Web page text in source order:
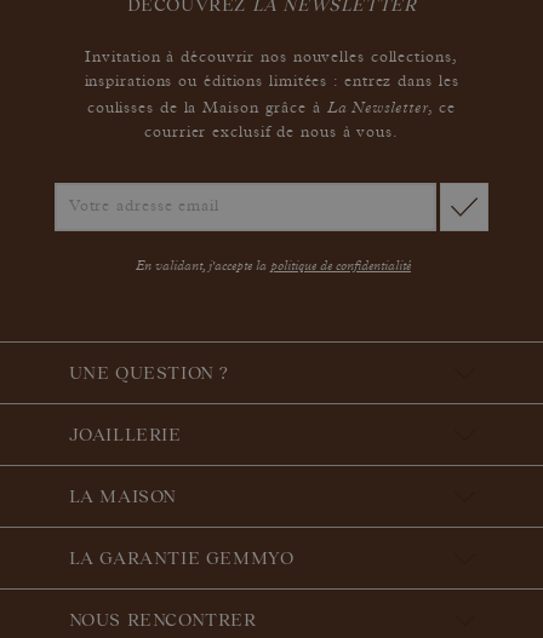
DÉCOUVREZ LA NEWSLETTER
Invitation à découvrir nos nouvelles collections,
inspirations ou éditions limitées : entrez dans les
coulisses de la Maison grâce à La Newsletter,ce
courrier exclusif de nous à vous.
En validant, j'accepte la politique de confidentialité
UNE QUESTION ?
JOAILLERIE
LA MAISON
LA GARANTIE GEMMYO
NOUS RENCONTRER